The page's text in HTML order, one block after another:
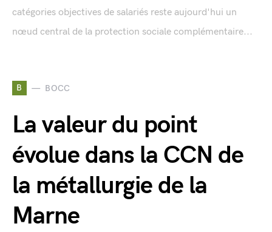
catégories objectives de salariés reste aujourd'hui un
nœud central de la protection sociale complémentaire...
B BOCC
La valeur du point
évolue dans la CCN de
la métallurgie de la
Marne